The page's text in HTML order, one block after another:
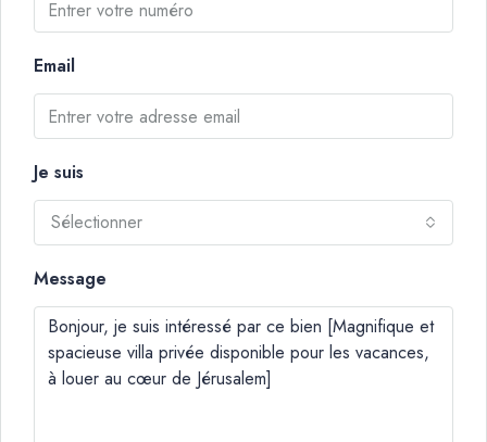
Email
Je suis
Sélectionner
Message